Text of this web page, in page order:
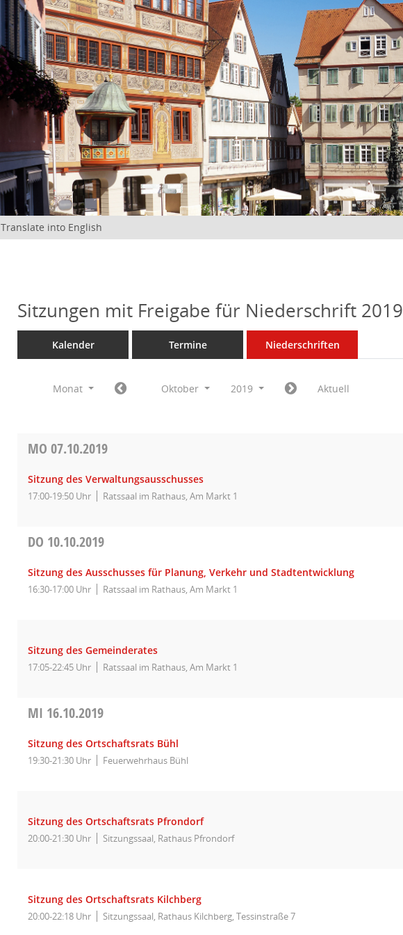
Translate into English
Sitzungen mit Freigabe für Niederschrift 2019
Kalender Termine Niederschriften
Monat Oktober 2019 Aktuell
MO07.10.2019
Sitzung des Verwaltungsausschusses
17:00-19:50 Uhr Ratssaal im Rathaus, Am Markt 1
DO 10.10.2019
Sitzung des Ausschusses für Planung, Verkehr und Stadtentwicklung
16:30-17:00 Uhr Ratssaal im Rathaus, Am Markt 1
Sitzung des Gemeinderates
17:05-22:45 Uhr Ratssaal im Rathaus, Am Markt 1
MI 16.10.2019
Sitzung des Ortschaftsrats Bühl
19:30-21:30 Uhr Feuerwehrhaus Bühl
Sitzung des Ortschaftsrats Pfrondorf
20:00-21:30 Uhr Sitzungssaal, Rathaus Pfrondorf
Sitzung des Ortschaftsrats Kilchberg
20:00-22:18 Uhr Sitzungssaal, Rathaus Kilchberg, Tessinstraße 7